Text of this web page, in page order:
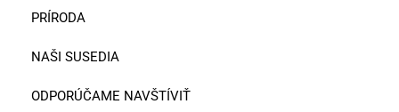
PRÍRODA
NAŠI SUSEDIA
ODPORÚČAME NAVŠTÍVIŤ